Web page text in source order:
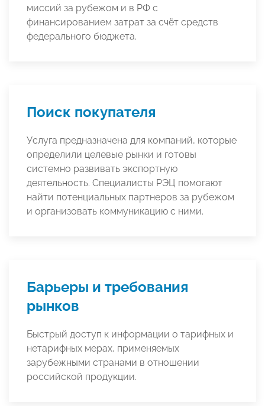
миссий за рубежом и в РФ с
финансированием затрат за счёт средств
федерального бюджета.
Поиск покупателя
Услуга предназначена для компаний, которые
определили целевые рынки и готовы
системно развивать экспортную
деятельность. Специалисты РЭЦ помогают
найти потенциальных партнеров за рубежом
и организовать коммуникацию с ними.
Барьеры и требования
рынков
Быстрый доступ к информации о тарифных и
нетарифных мерах, применяемых
зарубежными странами в отношении
российской продукции.